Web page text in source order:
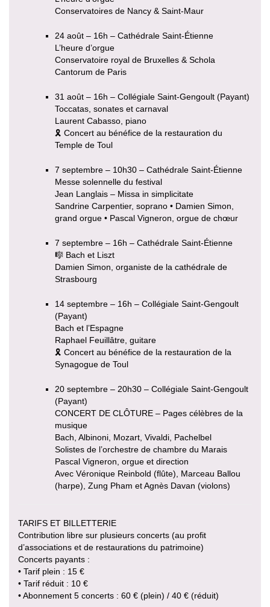
Conservatoires de Nancy & Saint-Maur
24 août – 16h – Cathédrale Saint-Étienne
L’heure d’orgue
Conservatoire royal de Bruxelles & Schola
Cantorum de Paris
31 août – 16h – Collégiale Saint-Gengoult (Payant)
Toccatas, sonates et carnaval
Laurent Cabasso, piano
🎗 Concert au bénéfice de la restauration du
Temple de Toul
7 septembre – 10h30 – Cathédrale Saint-Étienne
Messe solennelle du festival
Jean Langlais – Missa in simplicitate
Sandrine Carpentier, soprano • Damien Simon,
grand orgue • Pascal Vigneron, orgue de chœur
7 septembre – 16h – Cathédrale Saint-Étienne
🎼 Bach et Liszt
Damien Simon, organiste de la cathédrale de
Strasbourg
14 septembre – 16h – Collégiale Saint-Gengoult
(Payant)
Bach et l’Espagne
Raphael Feuillâtre, guitare
🎗 Concert au bénéfice de la restauration de la
Synagogue de Toul
20 septembre – 20h30 – Collégiale Saint-Gengoult
(Payant)
CONCERT DE CLÔTURE – Pages célèbres de la
musique
Bach, Albinoni, Mozart, Vivaldi, Pachelbel
Solistes de l’orchestre de chambre du Marais
Pascal Vigneron, orgue et direction
Avec Véronique Reinbold (flûte), Marceau Ballou
(harpe), Zung Pham et Agnès Davan (violons)
TARIFS ET BILLETTERIE
Contribution libre sur plusieurs concerts (au profit
d’associations et de restaurations du patrimoine)
Concerts payants :
• Tarif plein : 15 €
• Tarif réduit : 10 €
• Abonnement 5 concerts : 60 € (plein) / 40 € (réduit)